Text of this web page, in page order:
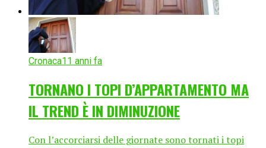
Cronaca11 anni fa
TORNANO I TOPI D’APPARTAMENTO MA
IL TREND È IN DIMINUZIONE
Con l’accorciarsi delle giornate sono tornati i topi